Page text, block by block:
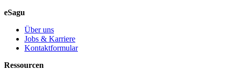
eSagu
Über uns
Jobs & Karriere
Kontaktformular
Ressourcen